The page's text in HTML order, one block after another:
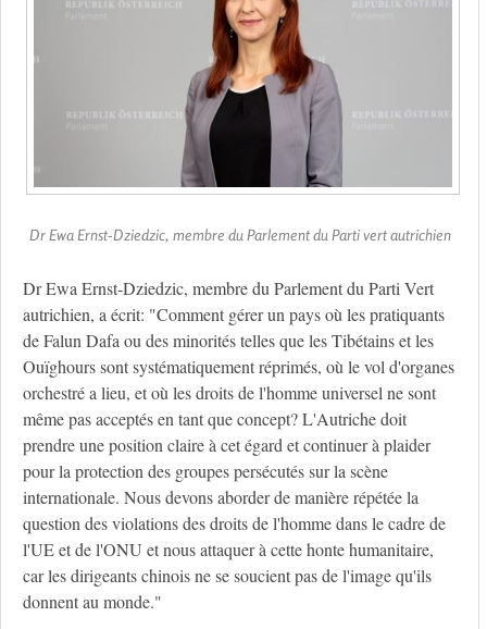
Dr Ewa Ernst-Dziedzic, membre du Parlement du Parti vert autrichien
Dr Ewa Ernst-Dziedzic, membre du Parlement du Parti Vert
autrichien, a écrit: "Comment gérer un pays où les pratiquants
de Falun Dafa ou des minorités telles que les Tibétains et les
Ouïghours sont systématiquement réprimés, où le vol d'organes
orchestré a lieu, et où les droits de l'homme universel ne sont
même pas acceptés en tant que concept? L'Autriche doit
prendre une position claire à cet égard et continuer à plaider
pour la protection des groupes persécutés sur la scène
internationale. Nous devons aborder de manière répétée la
question des violations des droits de l'homme dans le cadre de
l'UE et de l'ONU et nous attaquer à cette honte humanitaire,
car les dirigeants chinois ne se soucient pas de l'image qu'ils
donnent au monde."